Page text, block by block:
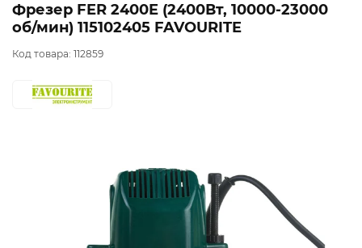
Фрезер FER 2400E (2400Вт, 10000-23000
об/мин) 115102405 FAVOURITE
Код товара: 112859